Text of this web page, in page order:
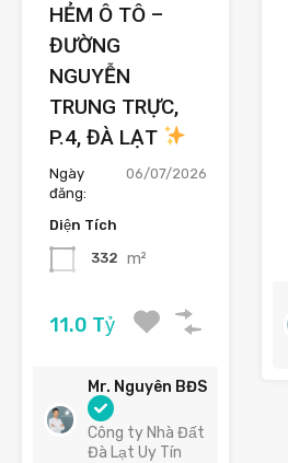
HẺM Ô TÔ –
ĐƯỜNG
NGUYỄN
TRUNG TRỰC,
P.4, ĐÀ LẠT
Ngày
đăng:
06/07/2026
Diện Tích
332 m²
11.0 Tỷ
Mr. Nguyên BĐS
Công ty Nhà Đất
Đà Lạt Uy Tín